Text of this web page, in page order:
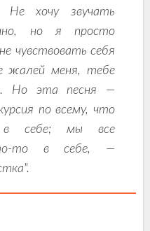
Не хочу звучать
но я просто
чувствовать себя
жалей меня, тебе
Но эта песня —
по всему, что
в себе; мы все
то в себе, —